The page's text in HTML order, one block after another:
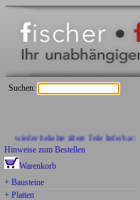
Suchen:
wieder beliebte ältere Teile lieferbar:
Hinweise zum Bestellen
Warenkorb
+ Bausteine
+ Platten